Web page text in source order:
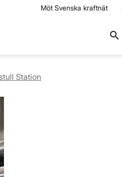
Möt Svenska kraftnät
search
Station